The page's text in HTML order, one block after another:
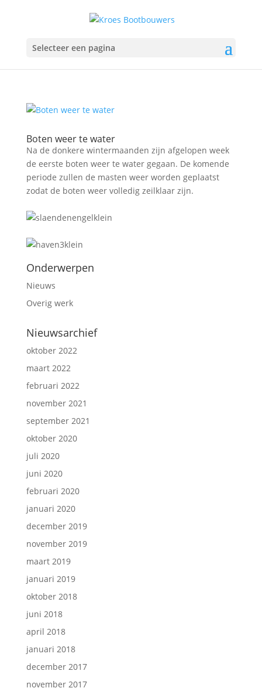
Selecteer een pagina
Boten weer te water
Na de donkere wintermaanden zijn afgelopen week
de eerste boten weer te water gegaan. De komende
periode zullen de masten weer worden geplaatst
zodat de boten weer volledig zeilklaar zijn.
Onderwerpen
Nieuws
Overig werk
Nieuwsarchief
oktober 2022
maart 2022
februari 2022
november 2021
september 2021
oktober 2020
juli 2020
juni 2020
februari 2020
januari 2020
december 2019
november 2019
maart 2019
januari 2019
oktober 2018
juni 2018
april 2018
januari 2018
december 2017
november 2017